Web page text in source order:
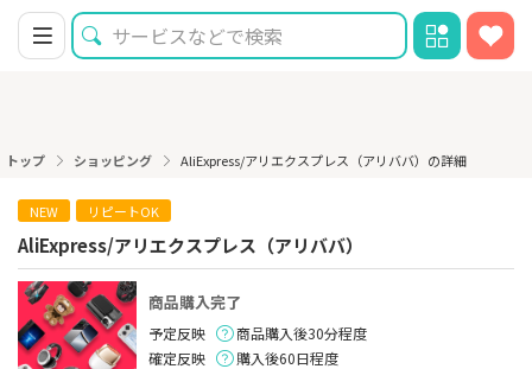
トップ ショッピング AliExpress/アリエクスプレス（アリババ）の詳細
NEW リピートOK
AliExpress/アリエクスプレス（アリババ）
商品購入完了
予定反映
商品購入後30分程度
確定反映
購入後60日程度